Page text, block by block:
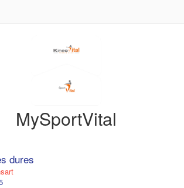
MySportVital
dures